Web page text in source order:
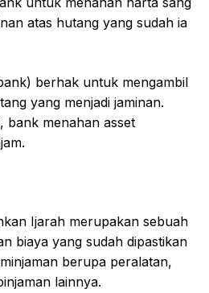
atas hutang yang sudah ia
berhak untuk mengambil
yang menjadi jaminan.
bank menahan asset
Ijarah merupakan sebuah
biaya yang sudah dipastikan
berupa peralatan,
lainnya.